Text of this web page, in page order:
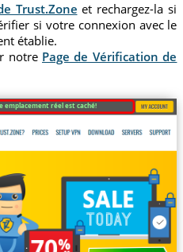
Trust.Zone et rechargez-la si
si votre connexion avec le
établie.
notre Page de Vérification de
emplacement réel est caché!